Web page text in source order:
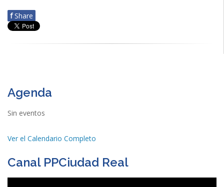
f Share
Agenda
Sin eventos
Ver el Calendario Completo
Canal PPCiudad Real